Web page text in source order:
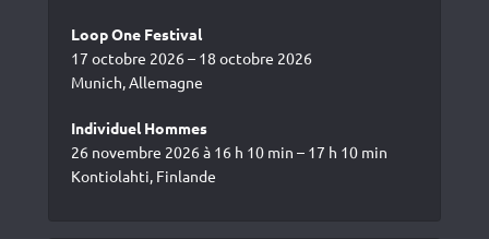
Loop One Festival
17 octobre 2026 – 18 octobre 2026
Munich, Allemagne
Individuel Hommes
26 novembre 2026 à 16 h 10 min – 17 h 10 min
Kontiolahti, Finlande